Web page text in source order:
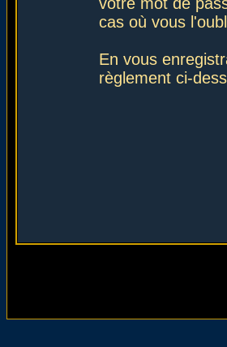
cas où vous
En vous
règlement ci-